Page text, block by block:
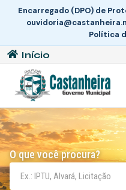
Encarregado (DPO) de
Política
Início
O que você procura?